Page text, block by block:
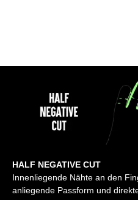
HALF NEGATIVE CUT
Innenliegende Nähte an den
anliegende Passform und